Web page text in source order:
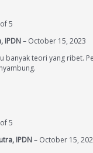
5
IPDN– October 15, 2023
banyak teori yang ribet.
5
IPDN– October 15,